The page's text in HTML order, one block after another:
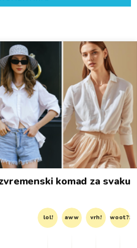
komad za svaku
lol! aww vrh! woot?!